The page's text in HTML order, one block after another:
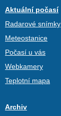
Aktuální počasí
Radarové snímky
Meteostanice
Počasí u vás
Webkamery
Teplotní mapa
Archiv